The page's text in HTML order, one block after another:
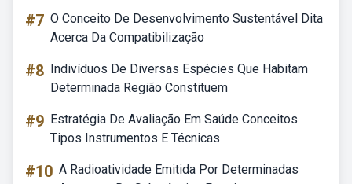
#7 O Conceito De Desenvolvimento Sustentável Dita
Acerca Da Compatibilização
#8 Indivíduos De Diversas Espécies Que Habitam
Determinada Região Constituem
#9 Estratégia De Avaliação Em Saúde Conceitos
Tipos Instrumentos E Técnicas
#10 A Radioatividade Emitida Por Determinadas